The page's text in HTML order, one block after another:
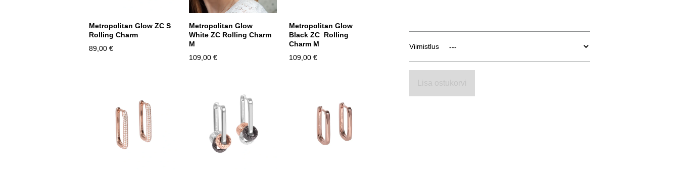
Metropolitan Glow ZC S
Rolling Charm
89,00 €
Metropolitan Glow
White ZC Rolling Charm
M
109,00 €
Metropolitan Glow
Black ZC Rolling
Charm M
109,00 €
Viimistlus